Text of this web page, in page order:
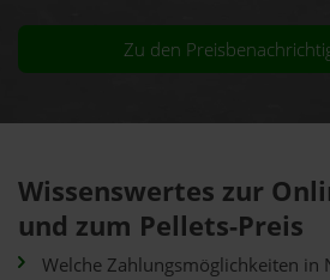
Zu den
Wissenswertes zur
und zum Pellets-Preis
Welche Zahlungsmöglichkeiten in